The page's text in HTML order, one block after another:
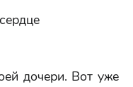
дочери. Вот уже